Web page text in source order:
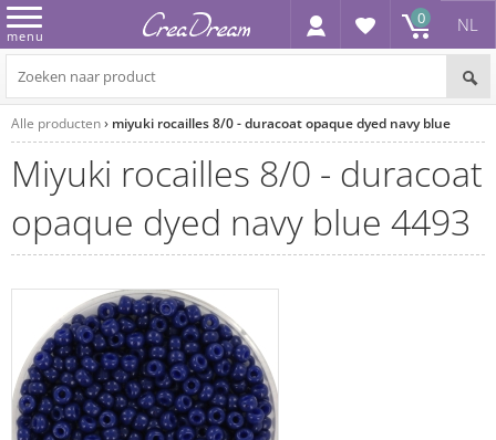
menu
NL
0
Alle producten miyuki rocailles 8/0 - duracoat opaque dyed navy blue
miyuki rocailles 8/0 - duracoat
opaque dyed navy blue 4493